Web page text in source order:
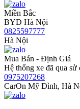
Miền Bắc
BYD Hà Nội
0825597777
Hà Nội
Mua Bán - Định Giá
Hệ thống xe đã qua
0975207268
CarOn Mỹ Đình, Hà